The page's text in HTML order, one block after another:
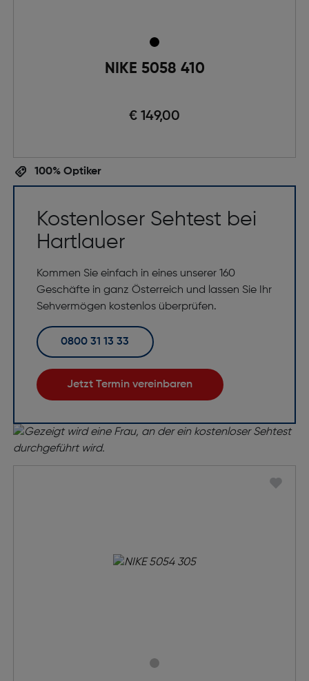
NIKE 5058 410
€ 149,00
100% Optiker
Kostenloser Sehtest bei
Hartlauer
Kommen Sie einfach in eines unserer 160
Geschäfte in ganz Österreich und lassen Sie Ihr
Sehvermögen kostenlos überprüfen.
0800 31 13 33
Jetzt Termin vereinbaren